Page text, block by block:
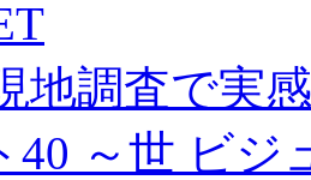
地調査で実
40 ～世 ビジ